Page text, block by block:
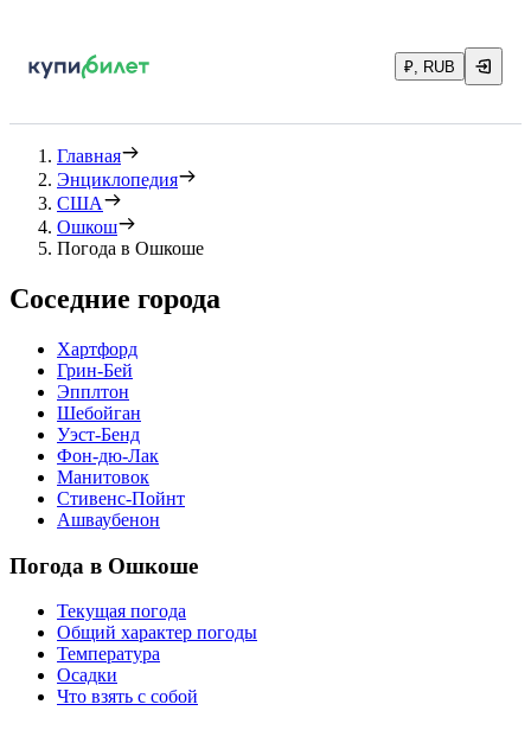
₽, RUB
Главная
Энциклопедия
США
Ошкош
Погода в Ошкоше
Соседние города
Хартфорд
Грин-Бей
Эпплтон
Шебойган
Уэст-Бенд
Фон-дю-Лак
Манитовок
Стивенс-Пойнт
Ашваубенон
Погода в Ошкоше
Текущая погода
Общий характер погоды
Температура
Осадки
Что взять с собой